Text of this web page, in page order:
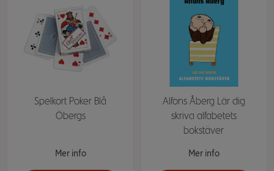
Spelkort Poker Blå
Öbergs
Mer info
Alfons Åberg Lär dig
skriva alfabetets
bokstäver
Mer info